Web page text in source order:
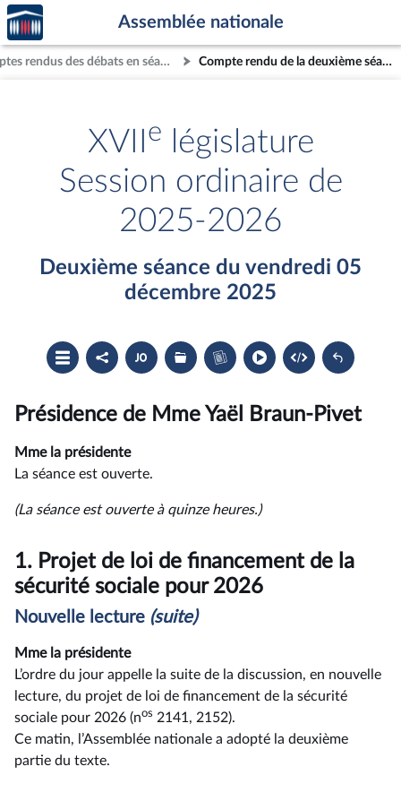
Aller au contenu
Aller en bas de la page
Accèder
à la
page
d'accueil
Assemblée nationale
Comptes rendus des débats en séance Compte rendu de la deuxième séance du vendredi 05 décembre 2025
XVII e
législature
Session ordinaire de
2025-2026
Deuxième séance du vendredi 05
décembre 2025
Ouvrir
le
sommaire
Partager
le
compte
Accéder
au
document
du
compte
Les
dossiers
législatifs
Accéder
au
cahier
Présidence de Mme Yaël Braun-Pivet
Mme la présidente
La séance est ouverte.
(La séance est ouverte à quinze heures.)
1. Projet de loi de financement de la
sécurité sociale pour 2026
Nouvelle lecture (suite)
Mme la présidente
L’ordre du jour appelle la suite de la discussion, en nouvelle
lecture, du projet de loi de financement de la sécurité
sociale pour 2026 (nos 2141, 2152).
Ce matin, l’Assemblée nationale a adopté la deuxième
partie du texte.